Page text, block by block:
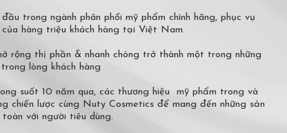
trong ngành phân phối mỹ phẩm chính hãng, phục vụ
hàng triệu khách hàng tại Việt Nam.
rộng thị phần & nhanh chóng trở thành một trong những
lòng khách hàng
suốt 10 năm qua, các thương hiệu mỹ phẩm trong và
chiến lược cùng Nuty Cosmetics để mang đến những sản
với người tiêu dùng.